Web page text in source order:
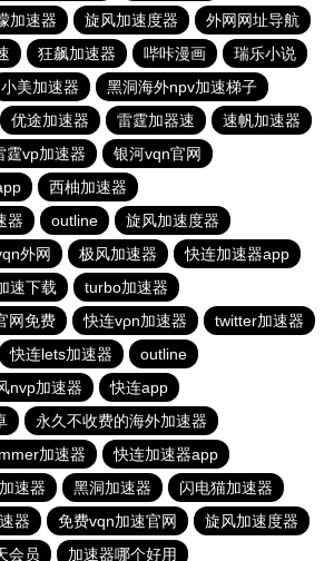
加速器 旋风加速度器
外网网址导航
狂飙加速器 哔咔漫画
瑞乐小说
小美加速器
黑洞海外npv加速梯子
优途加速器 雷霆加器速
速帆加速器
霆vp加速器
银河vqn官网
西柚加速器
器
outline
旋风加速度器
外网 极风加速器
快连加速器app
速下载
turbo加速器
网免费
快连vρn加速器
twitter加速器
快连lets加速器
outline
nvp加速器
快连app
永久不收费的海外加速器
加速器
快连加速器app
速器 黑洞加速器
闪电猫加速器
器 免费vqn加速官网
旋风加速度器
会员
加速器哪个好用